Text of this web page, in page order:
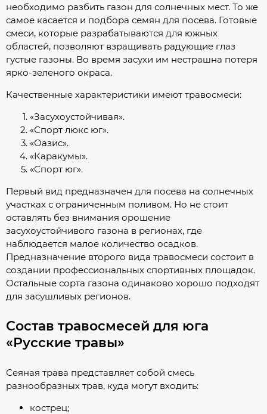
необходимо разбить газон для солнечных мест. То же
самое касается и подбора семян для посева. Готовые
смеси, которые разрабатываются для южных
областей, позволяют взращивать радующие глаз
густые газоны. Во время засухи им нестрашна потеря
ярко-зеленого окраса.
Качественные характеристики имеют травосмеси:
«Засухоустойчивая».
«Спорт люкс юг».
«Оазис».
«Каракумы».
«Спорт юг».
Первый вид предназначен для посева на солнечных
участках с ограниченным поливом. Но не стоит
оставлять без внимания орошение
засухоустойчивого газона в регионах, где
наблюдается малое количество осадков.
Предназначение второго вида травосмеси состоит в
создании профессиональных спортивных площадок.
Остальные сорта газона одинаково хорошо подходят
для засушливых регионов.
Состав травосмесей для юга
«Русские травы»
Сеяная трава представляет собой смесь
разнообразных трав, куда могут входить:
кострец;